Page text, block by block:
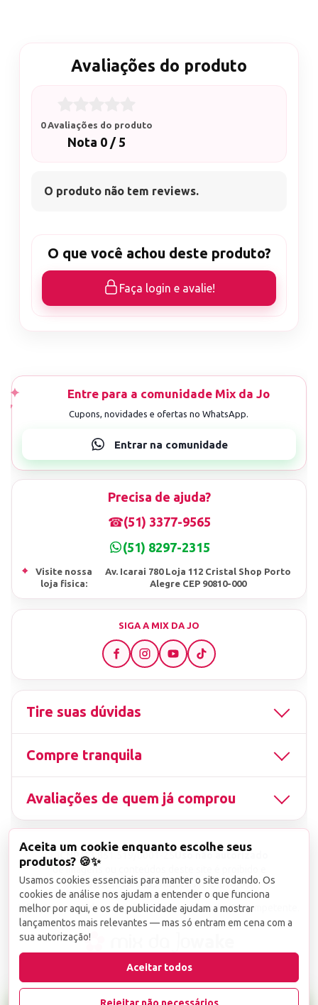
Avaliações do produto
0 Avaliações do produto
Nota 0 / 5
O produto não tem reviews.
O que você achou deste produto?
Faça login e avalie!
Precisa de ajuda?
☎(51) 3377-9565
(51) 8297-2315
⌖
Visite nossa
loja fisica:
Av. Icarai 780 Loja 112 Cristal Shop Porto
Alegre CEP 90810-000
SIGA A MIX DA JO
Tire suas dúvidas
Compre tranquila
Avaliações de quem já comprou
▤ CNPJ13.851.519/0001-25
de imagens ou conteúdos deste site é proibido e
viola a Lei de Direitos Autorais nº 9.610/98.
Infrações serão denunciadas diretamente ao órgão competente.
Aceita um cookie enquanto escolhe seus
produtos? 🍪✨
Usamos cookies essenciais para manter o site rodando. Os
cookies de análise nos ajudam a entender o que funciona
melhor por aqui, e os de publicidade ajudam a mostrar
lançamentos mais relevantes — mas só entram em cena com a
sua autorização!
Aceitar todos